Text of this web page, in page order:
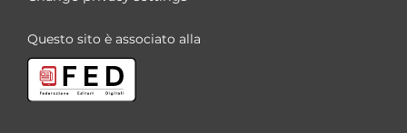
Questo sito è associato alla